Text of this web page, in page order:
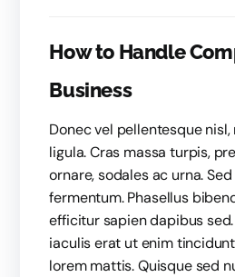
How to Handle
Business
Donec vel pellentesque
ligula. Cras massa turpis,
ornare, sodales ac urna.
fermentum. Phasellus
efficitur sapien dapibus
iaculis erat ut enim
lorem mattis. Quisque sed